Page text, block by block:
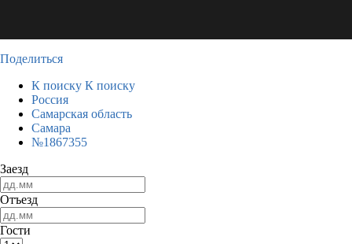
Поделиться
К поиску К поиску
Россия
Самарская область
Самара
№1867355
Заезд
Отъезд
Гости